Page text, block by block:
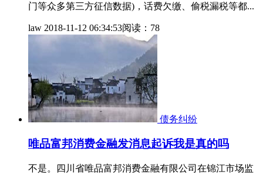
门等众多第三方征信数据)，话费欠缴、偷税漏税等都...
law 2018-11-12 06:34:53阅读：78
债务纠纷
唯品富邦消费金融发消息起诉我是真的吗
不是。四川省唯品富邦消费金融有限公司在锦江市场监